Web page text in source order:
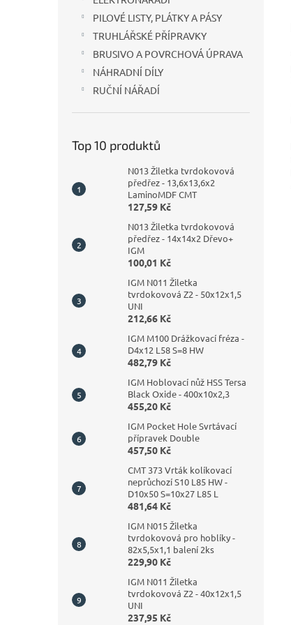
PILOVÉ LISTY, PLÁTKY A PÁSY
TRUHLÁŘSKÉ PŘÍPRAVKY
BRUSIVO A POVRCHOVÁ ÚPRAVA
NÁHRADNÍ DÍLY
RUČNÍ NÁŘADÍ
Top 10 produktů
N013 Žiletka tvrdokovová
předřez - 13,6x13,6x2
LaminoMDF CMT
127,59 Kč
N013 Žiletka tvrdokovová
předřez - 14x14x2 Dřevo+
IGM
100,01 Kč
IGM N011 Žiletka
tvrdokovová Z2 - 50x12x1,5
UNI
212,66 Kč
IGM M100 Drážkovací fréza -
D4x12 L58 S=8 HW
482,79 Kč
IGM Hoblovací nůž HSS Tersa
Black Oxide - 400x10x2,3
455,20 Kč
IGM Pocket Hole Svrtávací
přípravek Double
457,50 Kč
CMT 373 Vrták kolíkovací
neprůchozí S10 L85 HW -
D10x50 S=10x27 L85 L
481,64 Kč
IGM N015 Žiletka
tvrdokovová pro hoblíky -
82x5,5x1,1 balení 2ks
229,90 Kč
IGM N011 Žiletka
tvrdokovová Z2 - 40x12x1,5
UNI
237,95 Kč